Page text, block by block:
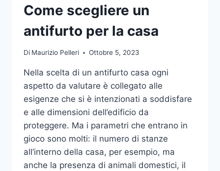
A
UNA
TIPOGRAFIA
ECCO
SCEGLIERE
Come scegliere un
antifurto per la casa
Di Maurizio Pelleri Ottobre 5, 2023
Nella scelta di un antifurto casa ogni
aspetto da valutare è collegato alle
esigenze che si è intenzionati a soddisfare
e alle dimensioni dell’edificio da
proteggere. Ma i parametri che entrano in
gioco sono molti: il numero di stanze
all’interno della casa, per esempio, ma
anche la presenza di animali domestici, il